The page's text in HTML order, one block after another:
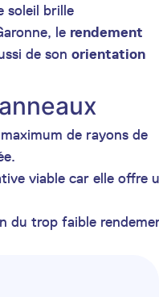
soleil brille
le rendement
de son orientation
de rayons de
viable car elle offre
du trop faible